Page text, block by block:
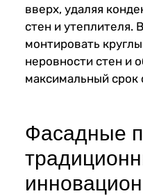
вверх, удаляя
стен и утеплителя.
монтировать
неровности стен и
максимальный
Фасадные